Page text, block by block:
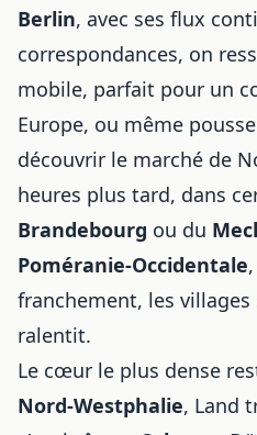
Berlin, avec ses flux
correspondances, on
mobile, parfait pour un
Europe, ou même
découvrir le marché de
heures plus tard, dans
Brandebourg ou du
Poméranie-Occidentale
franchement, les villages
ralentit.
Le cœur le plus dense
Nord-Westphalie, Land